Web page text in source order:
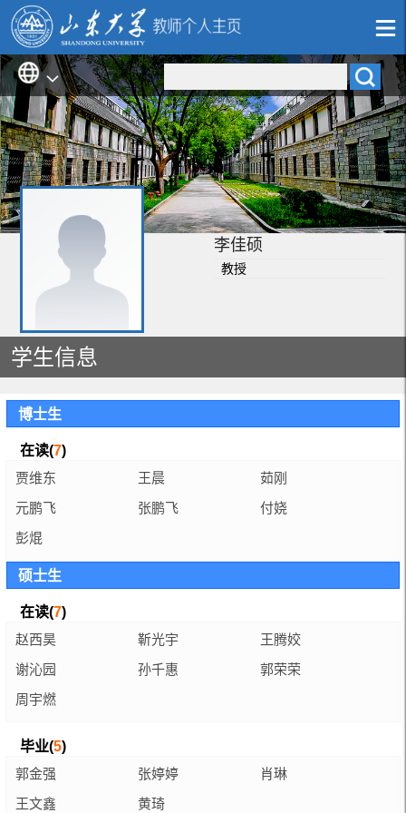
李佳硕
教授
学生信息
博士生
在读(7)
贾维东
王晨
茹刚
元鹏飞
张鹏飞
付娆
彭焜
硕士生
在读(7)
赵西昊
靳光宇
王腾姣
谢沁园
孙千惠
郭荣荣
周宇燃
毕业(5)
郭金强
张婷婷
肖琳
王文鑫
黄琦